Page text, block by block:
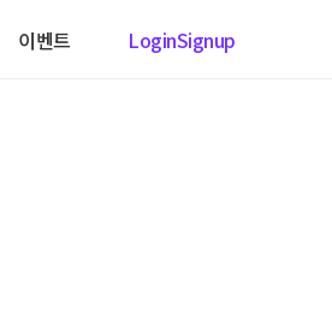
이벤트 LoginSignup